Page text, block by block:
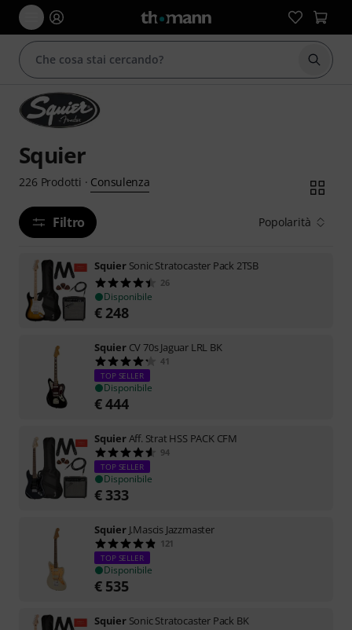
Squier
226 Prodotti · Consulenza
Filtro Popolarità
Squier Sonic Stratocaster Pack 2TSB
26
Disponibile
€ 248
Squier CV 70s Jaguar LRL BK
41
TOP SELLER
Disponibile
€444
SquierAff. Strat HSS PACK CFM
94
TOP SELLER
Disponibile
€ 333
Squier J.Mascis Jazzmaster
121
TOP SELLER
Disponibile
€ 535
Squier Sonic Stratocaster Pack BK